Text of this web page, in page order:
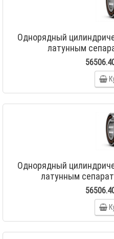
Однорядный
латунным
Однорядный
латунным